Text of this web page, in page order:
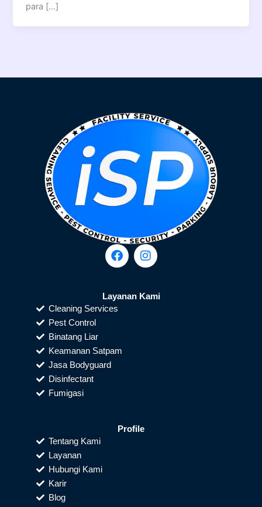
para […]
F
a
b
o
I
n
a
Layanan Kami
Cleaning Services
Pest Control
Binatang Liar
Keamanan Satpam
Jasa Bodyguard
Disinfectant
Fumigasi
Profile
Tentang Kami
Layanan
Hubungi Kami
Karir
Blog